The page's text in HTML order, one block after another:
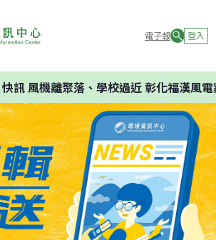
電子報 登入
快訊風機離聚落、學校過近 彰化福漢風電